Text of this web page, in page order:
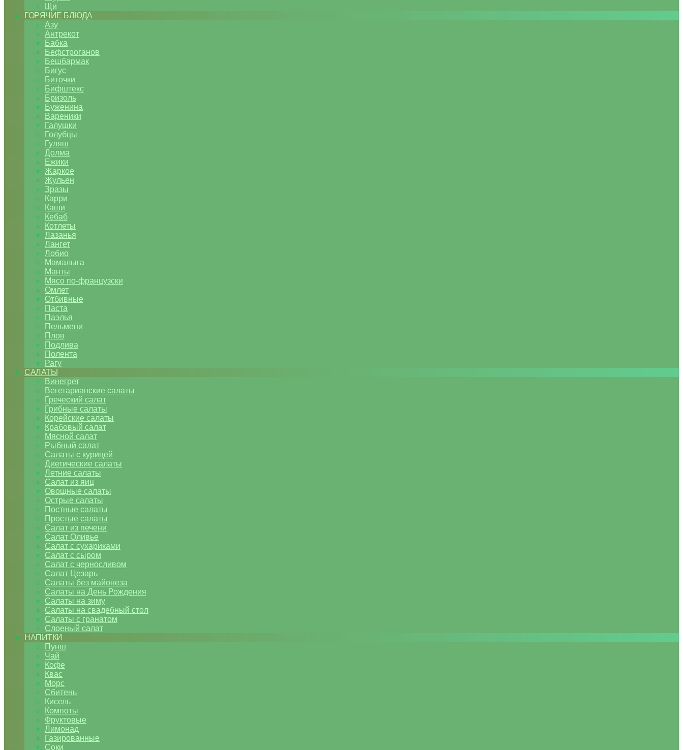
Щи
ГОРЯЧИЕ БЛЮДА
Азу
Антрекот
Бабка
Бефстроганов
Бешбармак
Бигус
Биточки
Бифштекс
Бризоль
Буженина
Вареники
Галушки
Голубцы
Гуляш
Долма
Ежики
Жаркое
Жульен
Зразы
Карри
Каши
Кебаб
Котлеты
Лазанья
Лангет
Лобио
Мамалыга
Манты
Мясо по-французски
Омлет
Отбивные
Паста
Паэлья
Пельмени
Плов
Подлива
Полента
Рагу
САЛАТЫ
Винегрет
Вегетарианские салаты
Греческий салат
Грибные салаты
Корейские салаты
Крабовый салат
Мясной салат
Рыбный салат
Салаты с курицей
Диетические салаты
Летние салаты
Салат из яиц
Овощные салаты
Острые салаты
Постные салаты
Простые салаты
Салат из печени
Салат Оливье
Салат с сухариками
Салат с сыром
Салат с черносливом
Салат Цезарь
Салаты без майонеза
Салаты на День Рождения
Салаты на зиму
Салаты на свадебный стол
Салаты с гранатом
Слоеный салат
НАПИТКИ
Пунш
Чай
Кофе
Квас
Морс
Сбитень
Кисель
Компоты
Фруктовые
Лимонад
Газированные
Соки